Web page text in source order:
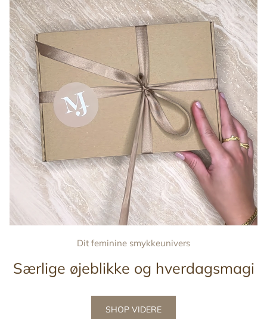
Dit feminine smykkeunivers
Særlige øjeblikke og hverdagsmagi
SHOP VIDERE